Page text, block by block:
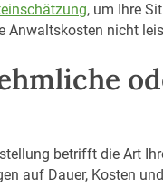
, um Ihre
Anwaltskosten nicht
betrifft die Art
auf Dauer, Kosten